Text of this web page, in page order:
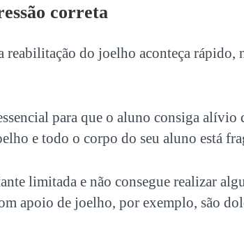
correta
reabilitação do joelho aconteça rápido,
para que o aluno consiga alívio
e todo o corpo do seu aluno está
limitada e não consegue realizar
apoio de joelho, por exemplo, são